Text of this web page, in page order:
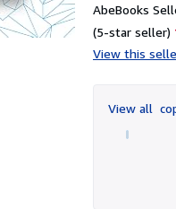
AbeBooks
(5-star seller)
5
View this
View all